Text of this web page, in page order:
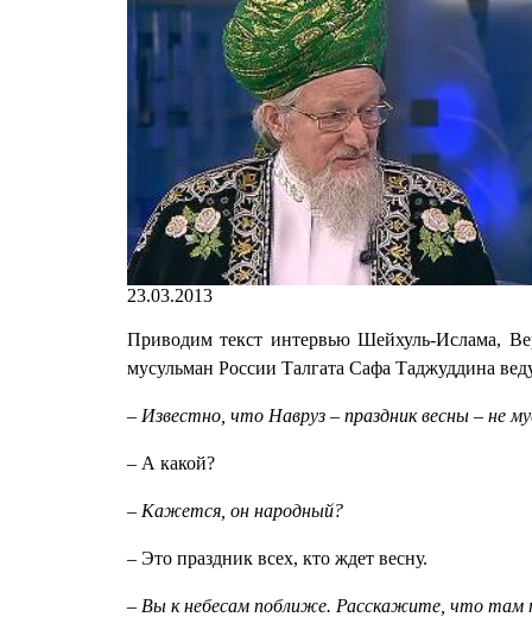
23.03.2013
Приводим текст интервью Шейхуль-Ислама,
мусульман России Талгата Сафа Таджуддина
– Известно, что Навруз – праздник весны – не
– А какой?
– Кажется, он народный?
– Это праздник всех, кто ждет весну.
– Вы к небесам поближе. Расскажите, что там